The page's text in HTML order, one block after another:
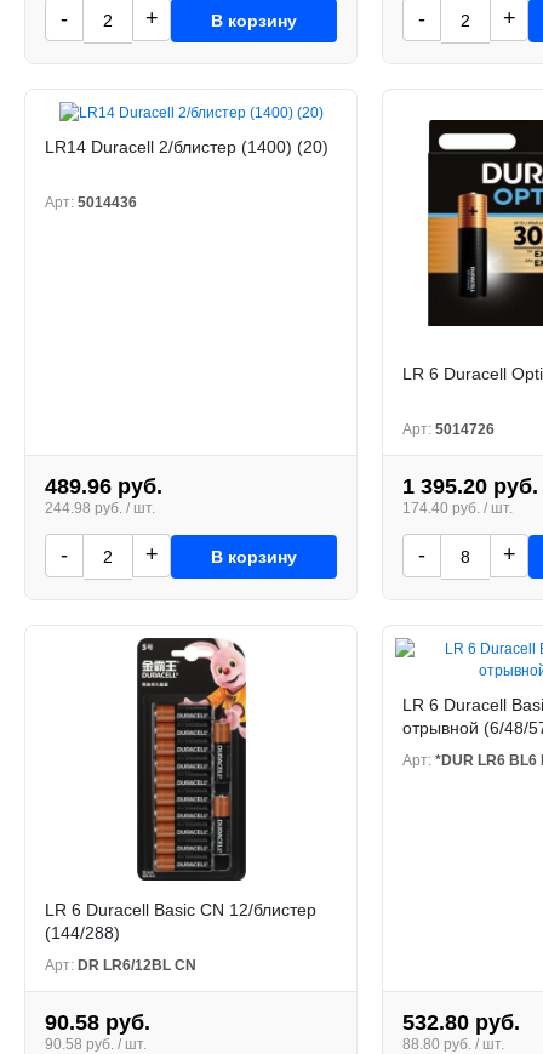
- + В корзину - +
LR14 Duracell 2/блистер (1400) (20)
Арт: 5014436
489.96 руб.
244.98 руб. / шт.
- + В корзину
LR 6 Duracell
Арт: 5014726
1 395.20 руб.
174.40 руб. / шт.
- +
LR 6 Duracell Basic CN 12/блистер
(144/288)
Арт: DR LR6/12BL CN
90.58 руб.
90.58 руб. / шт.
LR 6 Duracell
отрывной (6/48/
Арт: *DUR LR6
532.80 руб.
88.80 руб. / шт.